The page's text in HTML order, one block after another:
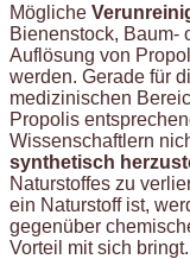
Mögliche
Bienenstock, Baum-
Auflösung von
werden. Gerade für
medizinischen
Propolis
Wissenschaftlern
synthetisch
Naturstoffes zu
ein Naturstoff ist,
gegenüber
Vorteil mit sich bringt.